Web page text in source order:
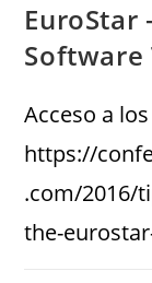
EuroStar
Software
Acceso a
https://
.com/2016/
the-